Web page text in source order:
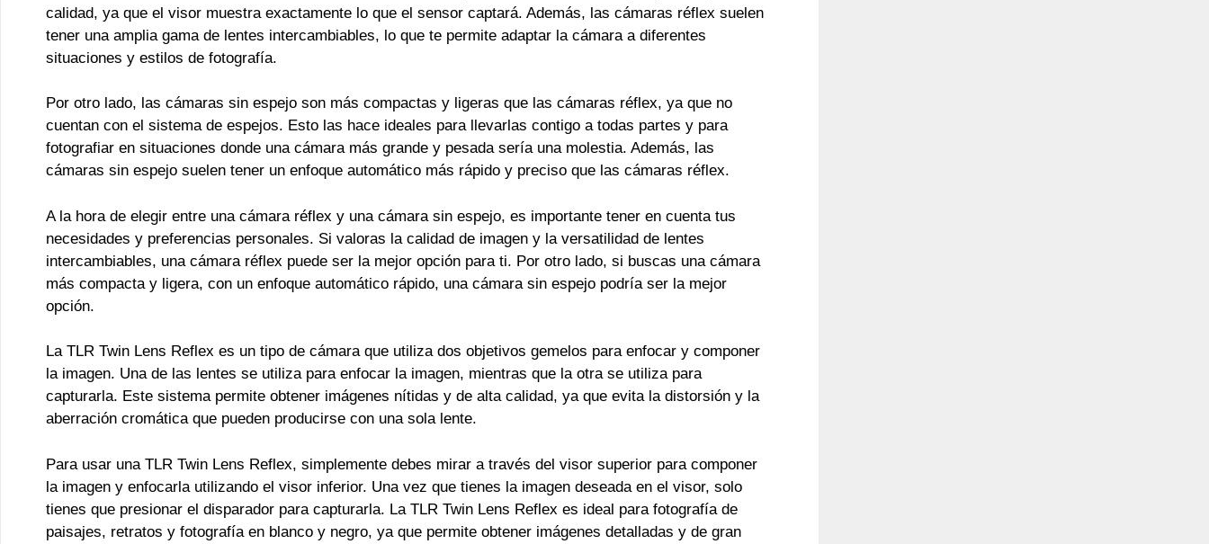
calidad, ya que el visor muestra exactamente lo que el sensor captará. Además, las cámaras réflex suelen
tener una amplia gama de lentes intercambiables, lo que te permite adaptar la cámara a diferentes
situaciones y estilos de fotografía.
Por otro lado, las cámaras sin espejo son más compactas y ligeras que las cámaras réflex, ya que no
cuentan con el sistema de espejos. Esto las hace ideales para llevarlas contigo a todas partes y para
fotografiar en situaciones donde una cámara más grande y pesada sería una molestia. Además, las
cámaras sin espejo suelen tener un enfoque automático más rápido y preciso que las cámaras réflex.
A la hora de elegir entre una cámara réflex y una cámara sin espejo, es importante tener en cuenta tus
necesidades y preferencias personales. Si valoras la calidad de imagen y la versatilidad de lentes
intercambiables, una cámara réflex puede ser la mejor opción para ti. Por otro lado, si buscas una cámara
más compacta y ligera, con un enfoque automático rápido, una cámara sin espejo podría ser la mejor
opción.
La TLR Twin Lens Reflex es un tipo de cámara que utiliza dos objetivos gemelos para enfocar y componer
la imagen. Una de las lentes se utiliza para enfocar la imagen, mientras que la otra se utiliza para
capturarla. Este sistema permite obtener imágenes nítidas y de alta calidad, ya que evita la distorsión y la
aberración cromática que pueden producirse con una sola lente.
Para usar una TLR Twin Lens Reflex, simplemente debes mirar a través del visor superior para componer
la imagen y enfocarla utilizando el visor inferior. Una vez que tienes la imagen deseada en el visor, solo
tienes que presionar el disparador para capturarla. La TLR Twin Lens Reflex es ideal para fotografía de
paisajes, retratos y fotografía en blanco y negro, ya que permite obtener imágenes detalladas y de gran